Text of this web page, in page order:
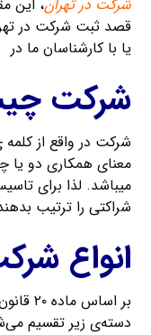
شرکت در تهران، این
قصد ثبت شرکت در
یا با کارشناسان ما در
شرکت
شرکت در واقع از
معنای همکاری دو یا
میباشد. لذا برای
شراکتی را ترتیب
انواع
دسته‌ی زیر تقسیم